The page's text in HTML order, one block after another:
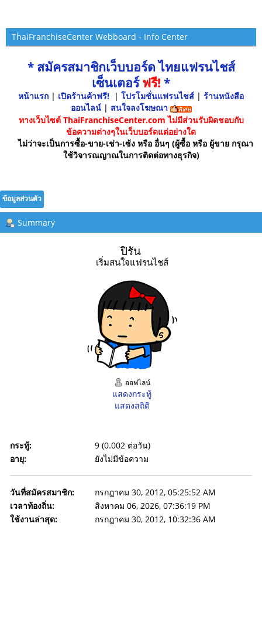
ThaiFranchiseCenter Webboard - Info Center
* สมัครสมาชิกเว็บบอร์ด ไทยแฟรนไชส์
เซ็นเตอร์ฟรี! *
หน้าแรก | เปิดร้านค้าฟรี! | โปรโมชั่นแฟรนไชส์ | ร้านหนังสือ
ออนไลน์ | สนใจลงโฆษณา
ทางเว็บไซต์ ThaiFranchiseCenter.com ไม่มีส่วนรับผิดชอบกับ
ข้อความต่างๆในเว็บบอร์ดแต่อย่างใด
ไม่ว่าจะเป็นการซื้อ-ขาย-เช่า-เซ้ง หรือ อื่นๆ (ผู้ซื้อ หรือ ผู้ขาย กรุณา
ใช้วิจารณญาณในการติดต่อทางธุรกิจ)
ข้อมูลส่วนตัว
Summary
ปิรัน
เริ่มสนใจแฟรนไชส์
ออฟไลน์
แสดงกระทู้
แสดงสถิติ
กระทู้:
9 (0.002 ต่อวัน)
อายุ:
ยังไม่มีข้อความ
วันที่สมัครสมาชิก:
กรกฎาคม 30, 2012, 05:25:52 AM
เวลาท้องถิ่น:
สิงหาคม 06, 2026, 07:36:19 PM
ใช้งานล่าสุด:
กรกฎาคม 30, 2012, 10:32:36 AM